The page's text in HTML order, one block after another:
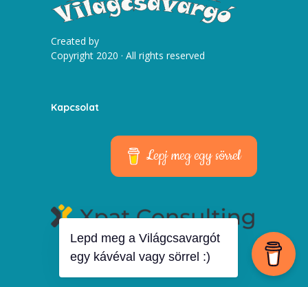
Created by
Copyright 2020 · All rights reserved
Kapcsolat
Lepj meg egy sörrel
Lepd meg a Világcsavargót
egy kávéval vagy sörrel :)